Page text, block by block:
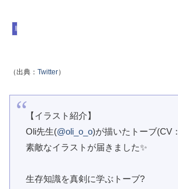
勝利の女神NIKKE
（出典： Twitter）
【イラスト紹介】
Oli先生(@oli_o_o)が描いたトーブ(CV：
素敵なイラストが届きました✨
生存知識を真剣に学ぶトーブ?